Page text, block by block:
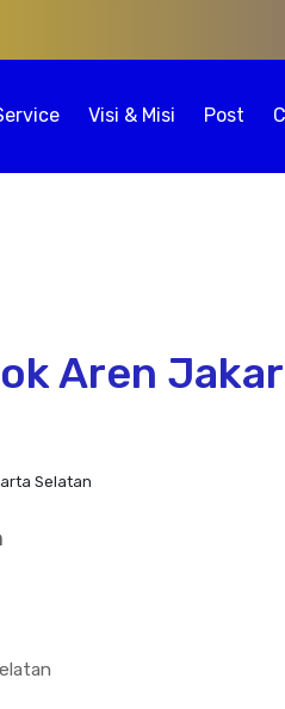
Visi & Misi Post
Aren
Selatan